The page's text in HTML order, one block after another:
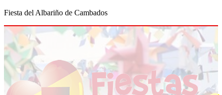
Fiesta del Albariño de Cambados